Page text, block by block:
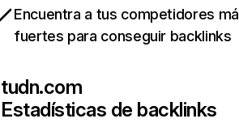
Encuentra a tus competidores
fuertes para conseguir backlinks
tudn.com
Estadísticas de backlinks